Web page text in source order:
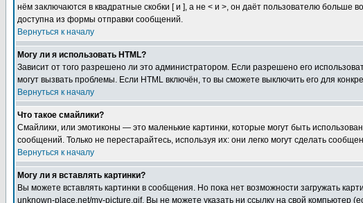
нём заключаются в квадратные скобки [ и ], а не < и >, он даёт пользователю
доступна из формы отправки сообщений.
Вернуться к началу
Могу ли я использовать HTML?
Зависит от того разрешено ли это администратором. Если разрешено его
могут вызвать проблемы. Если HTML включён, то вы сможете выключить его для
Вернуться к началу
Что такое смайлики?
Смайлики, или эмотиконы — это маленькие картинки, которые могут быть
сообщений. Только не перестарайтесь, используя их: они легко могут сделать
Вернуться к началу
Могу ли я вставлять картинки?
Вы можете вставлять картинки в сообщения. Но пока нет возможности загружать
unknown-place.net/my-picture.gif. Вы не можете указать ни ссылку на свой компьютер